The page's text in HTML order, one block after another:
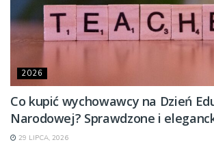
2026
Co kupić wychowawcy na Dzień
Narodowej? Sprawdzone i
29 LIPCA, 2026